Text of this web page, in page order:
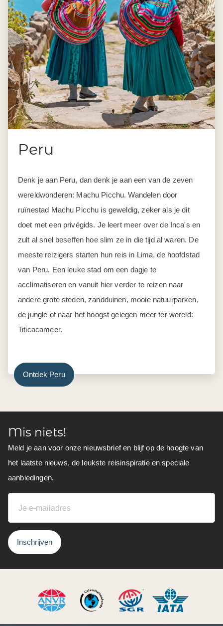
Peru
Denk je aan Peru, dan denk je aan een van de zeven
wereldwonderen: Machu Picchu. Wandelen door
ruïnestad Machu Picchu is geweldig, zeker als je dit
doet met een privégids. Je leert meer over de Inca's en
zult al snel beseffen hoe slim ze in die tijd al waren. De
meeste reizigers starten hun reis in Lima, de hoofdstad
van Peru. Een leuke stad om een dagje te
acclimatiseren en vanuit hier verder te reizen naar
andere grote steden, zandduinen, mooie natuurparken,
de jungle of naar het hoogst gelegen meer ter wereld:
Titicacameer.
Ontdek Peru
Mis niets!
Meld je aan voor onze nieuwsbrief en blijf op de hoogte van
het laatste nieuws, de leukste reisinspiratie en speciale
aanbiedingen.
Inschrijven